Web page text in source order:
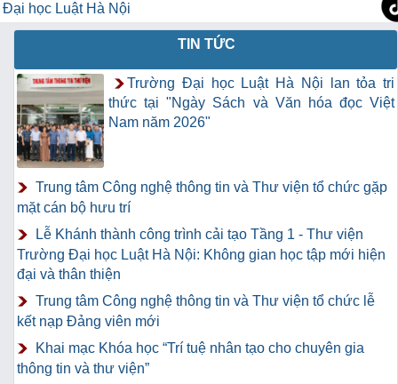
Đại học Luật Hà Nội
TIN TỨC
Trường Đại học Luật Hà Nội lan tỏa tri
thức tại "Ngày Sách và Văn hóa đọc Việt
Nam năm 2026"
Trung tâm Công nghệ thông tin và Thư viện tổ chức gặp
mặt cán bộ hưu trí
Lễ Khánh thành công trình cải tạo Tầng 1 - Thư viện
Trường Đại học Luật Hà Nội: Không gian học tập mới hiện
đại và thân thiện
Trung tâm Công nghệ thông tin và Thư viện tổ chức lễ
kết nạp Đảng viên mới
Khai mạc Khóa học “Trí tuệ nhân tạo cho chuyên gia
thông tin và thư viện”